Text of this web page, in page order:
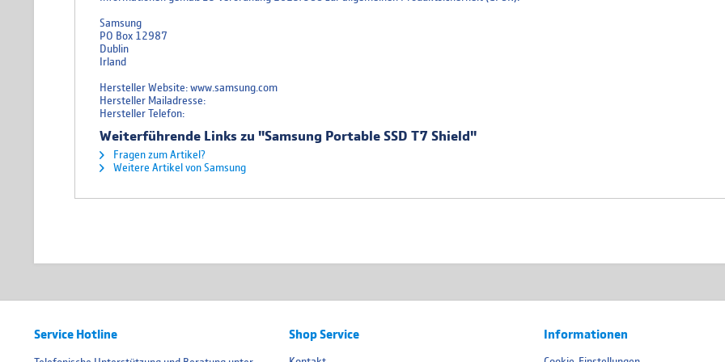
Samsung
PO Box 12987
Dublin
Irland
Hersteller Website: www.samsung.com
Hersteller Mailadresse:
Hersteller Telefon:
Weiterführende Links zu "Samsung Portable SSD T7 Shield"
Fragen zum Artikel?
Weitere Artikel von Samsung
Service Hotline Shop Service Informationen